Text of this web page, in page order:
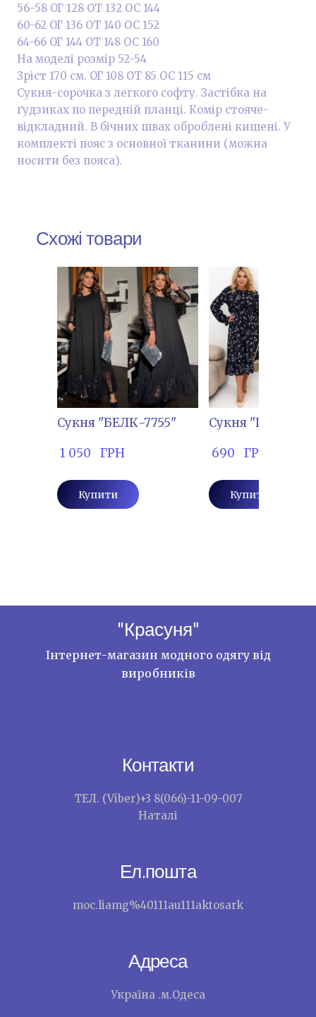
56-58 ОГ 128 ОТ 132 ОС 144
60-62 ОГ 136 ОТ 140 ОС 152
64-66 ОГ 144 ОТ 148 ОС 160
На моделі розмір 52-54
Зріст 170 см. ОГ 108 ОТ 85 ОС 115 см
Сукня-сорочка з легкого софту. Застібка на
ґудзиках по передній планці. Комір стояче-
відкладний. В бічних швах оброблені кишені. У
комплекті пояс з основної тканини (можна
носити без пояса).
Схожі товари
Сукня "БЕЛК-7755"
1 050   ГРН
Купити
Сукня "ПРІМ-
690   ГРН
Купити
"Красуня"
Інтернет-магазин модного одягу від
виробників
Контакти
ТЕЛ. (Viber)+3 8(066)-11-09-007
Наталі
Ел.пошта
moc.liamg%40111au111aktosark
Адреса
Україна .м.Одеса